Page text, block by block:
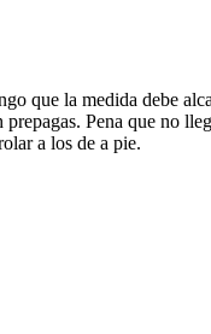
que la medida debe
prepagas. Pena que no
a los de a pie.